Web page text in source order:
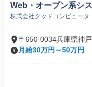
Web・オープン系シ
株式会社グッドコンピュータ
〒650-0034兵庫県神
月給30万円～50万円